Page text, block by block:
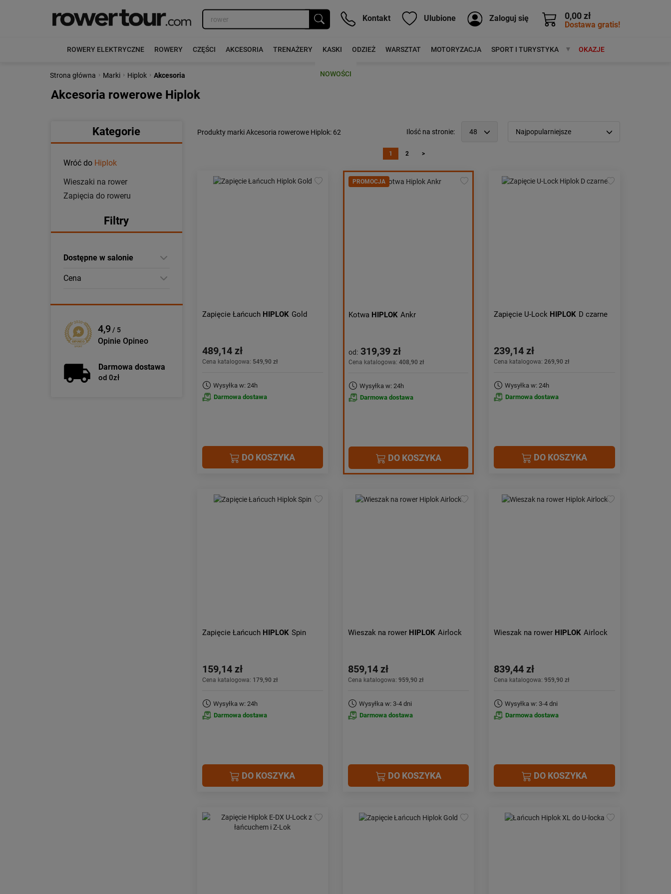
0,00 zł
Dostawa gratis!
Kontakt Ulubione Zaloguj się
ROWERY ELEKTRYCZNE ROWERY CZĘŚCI AKCESORIA TRENAŻERY KASKI ODZIEŻ WARSZTAT MOTORYZACJA SPORT I TURYSTYKA MARKIOKAZJE
NOWOŚCI
Strona główna › Marki › Hiplok › Akcesoria
Akcesoria rowerowe Hiplok
Ilość na stronie: 48 Najpopularniejsze
od najwyższej
Kategorie
Wróć do Hiplok
Wieszaki na rower
Zapięcia do roweru
Filtry
Dostępne w salonie
Cena
4,9 / 5
Opinie Opineo
Darmowa dostawa
od 0zł
Produkty marki Akcesoria rowerowe Hiplok: 62
1 2 >
Zapięcie Łańcuch HIPLOK Gold
489,14 zł
Cena katalogowa: 549,90 zł
Wysyłka w: 24h
Darmowa dostawa
DO KOSZYKA
PROMOCJA
Kotwa HIPLOK Ankr
od:319,39 zł
Cena katalogowa: 408,90 zł
Wysyłka w: 24h
Darmowa dostawa
DO KOSZYKA
Zapięcie U-Lock HIPLOK D czarne
239,14 zł
Cena katalogowa:269,90 zł
Wysyłka w: 24h
Darmowa dostawa
DO KOSZYKA
Zapięcie Łańcuch HIPLOK Spin
159,14 zł
Cena katalogowa: 179,90 zł
Wysyłka w: 24h
Darmowa dostawa
DO KOSZYKA
Wieszak na rower HIPLOK Airlock
859,14 zł
Cena katalogowa: 959,90 zł
Wysyłka w: 3-4 dni
Darmowa dostawa
DO KOSZYKA
Wieszak na rower HIPLOK Airlock
839,44 zł
Cena katalogowa:959,90 zł
Wysyłka w: 3-4 dni
Darmowa dostawa
DO KOSZYKA